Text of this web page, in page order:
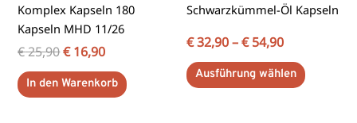
Komplex Kapseln 180
Kapseln MHD 11/26
€25,90€16,90
In den Warenkorb
Schwarzkümmel-Öl Kapseln
€32,90–€54,90
Ausführung wählen
der
werden